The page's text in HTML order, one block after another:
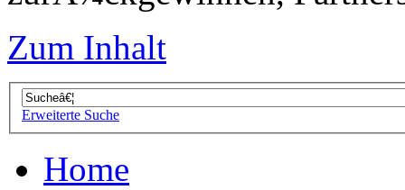
Zum Inhalt
Erweiterte Suche
Home